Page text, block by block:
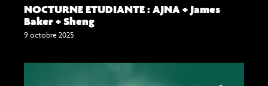
NOCTURNE ETUDIANTE : AJNA + James
Baker + Sheng
9 octobre 2025